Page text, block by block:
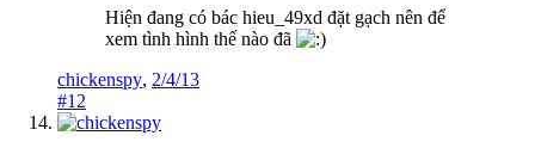
Hiện đang có bác hieu_49xd đặt gạch nên để
xem tình hình thế nào đã
chickenspy, 2/4/13
#12